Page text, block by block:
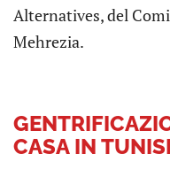
Alternatives, del
Mehrezia.
CASA IN